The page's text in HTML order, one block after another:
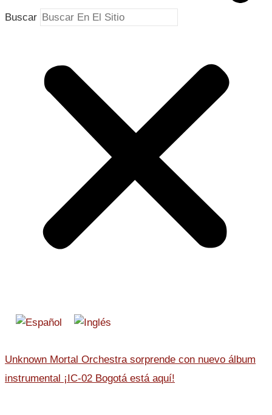
Buscar
Unknown Mortal Orchestra sorprende con nuevo álbum
instrumental ¡IC-02 Bogotá está aquí!